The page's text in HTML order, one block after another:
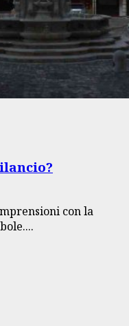
con la